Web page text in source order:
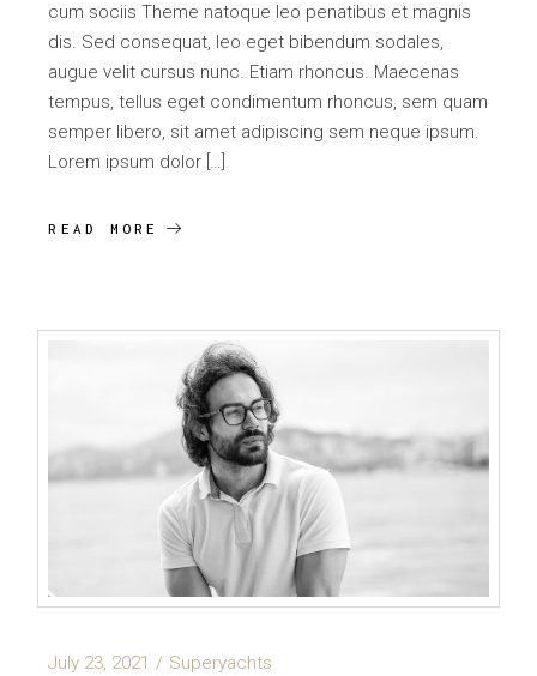
cum sociis Theme natoque leo penatibus et magnis
dis. Sed consequat, leo eget bibendum sodales,
augue velit cursus nunc. Etiam rhoncus. Maecenas
tempus, tellus eget condimentum rhoncus, sem quam
semper libero, sit amet adipiscing sem neque ipsum.
Lorem ipsum dolor […]
READ MORE
July 23, 2021 Superyachts